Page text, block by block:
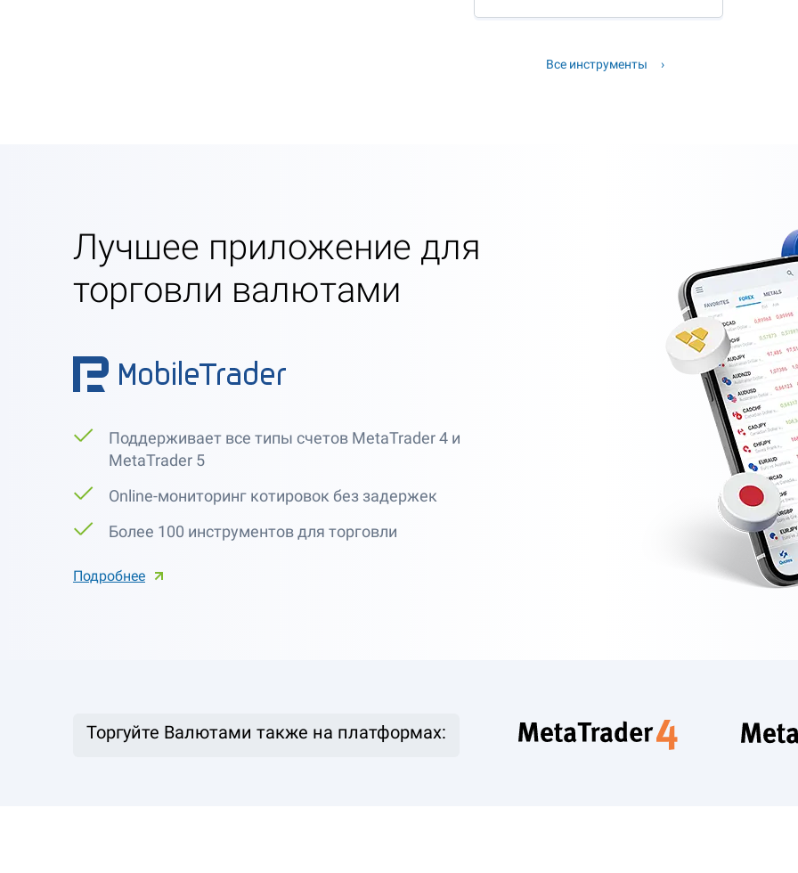
Все инструменты
Лучшее приложение для
торговли валютами
Поддерживает все типы счетов MetaTrader 4 и
MetaTrader 5
Online-мониторинг котировок без задержек
Более 100 инструментов для торговли
Подробнее
Торгуйте Валютами также на платформах: